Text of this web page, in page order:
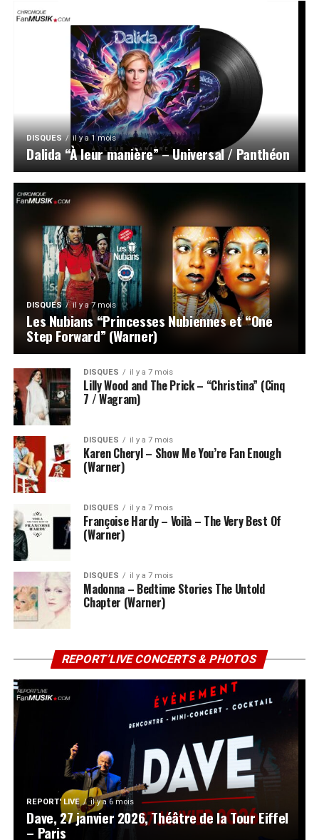
DISQUES il y a 1 mois
Dalida “À leur manière” – Universal / Panthéon
DISQUES il y a 7 mois
Les Nubians “Princesses Nubiennes et “One
Step Forward” (Warner)
DISQUES il y a 7 mois
Lilly Wood and The Prick – “Christina” (Cinq
7 / Wagram)
DISQUES il y a 7 mois
Karen Cheryl – Show Me You’re Fan Enough
(Warner)
DISQUES il y a 7 mois
Françoise Hardy – Voilà – The Very Best Of
(Warner)
DISQUES il y a 7 mois
Madonna – Bedtime Stories The Untold
Chapter (Warner)
REPORT’LIVE CONCERTS & PHOTOS
REPORT' LIVE il y a 6 mois
Dave, 27 janvier 2026, Théâtre de la Tour Eiffel
– Paris